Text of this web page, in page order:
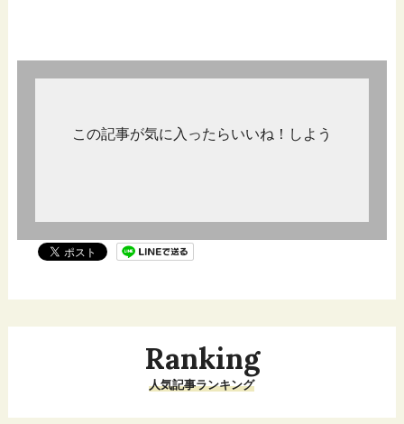
この記事が気に入ったらいいね！しよう
Ranking
人気記事ランキング